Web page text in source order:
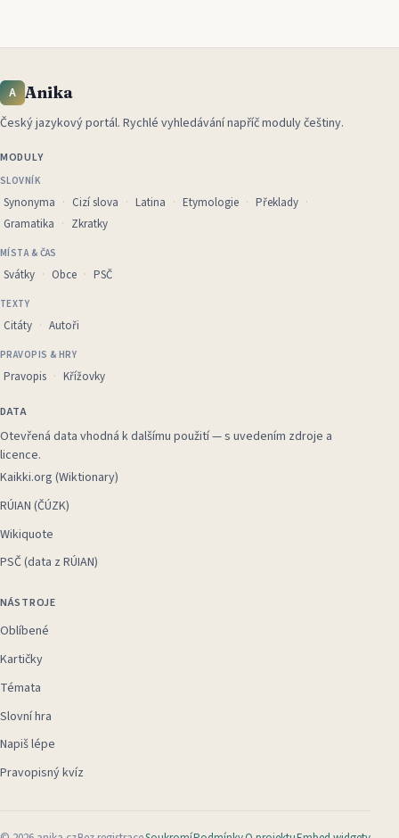
A Anika
Český jazykový portál. Rychlé vyhledávání napříč moduly češtiny.
MODULY
SLOVNÍK
Synonyma Cizí slova Latina Etymologie
Překlady
Gramatika
Zkratky
MÍSTA & ČAS
Svátky Obce PSČ
TEXTY
Citáty Autoři
PRAVOPIS & HRY
Pravopis Křížovky
DATA
Otevřená data vhodná k dalšímu použití — s uvedením zdroje a
licence.
Kaikki.org (Wiktionary)
RÚIAN (ČÚZK)
Wikiquote
PSČ (data z RÚIAN)
NÁSTROJE
Oblíbené
Kartičky
Témata
Slovní hra
Napiš lépe
Pravopisný kvíz